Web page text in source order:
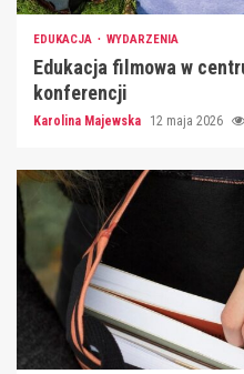
EDUKACJA WYDARZENIA
Edukacja filmowa w
konferencji
Karolina Majewska 12 maja 2026